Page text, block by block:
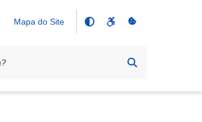
Mapa do Site